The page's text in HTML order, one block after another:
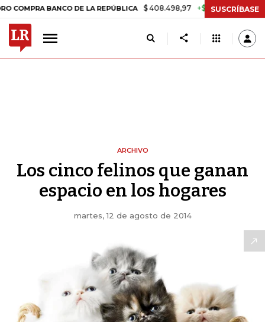
BANCO DE LA REPÚBLICA $ 408.498,97 +$ 8.753,81 +2,19%
SUSCRÍBASE
ARCHIVO
Los cinco felinos que ganan
espacio en los hogares
martes, 12 de agosto de 2014